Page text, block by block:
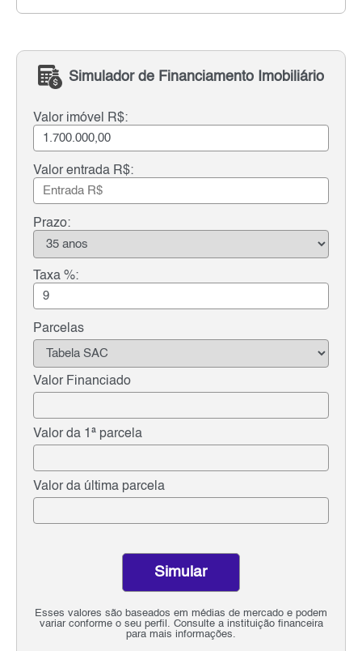
Simulador de Financiamento Imobiliário
Valor imóvel R$:
Valor entrada R$:
Prazo:
Taxa %:
Parcelas
Valor Financiado
Valor da 1ª parcela
Valor da última parcela
Esses valores são baseados em médias de mercado e podem
variar conforme o seu perfil. Consulte a instituição financeira
para mais informações.
Simular